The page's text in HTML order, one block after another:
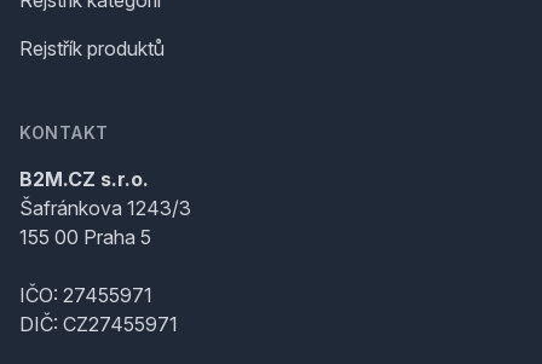
Rejstřík produktů
KONTAKT
B2M.CZ s.r.o.
Šafránkova 1243/3
155 00 Praha 5
IČO: 27455971
DIČ: CZ27455971